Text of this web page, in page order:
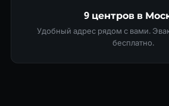
9 центров в
Удобный адрес рядом с вами.
бесплатно.